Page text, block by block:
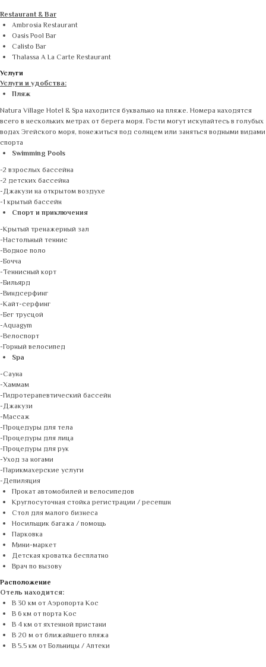
Restaurant & Bar
Ambrosia Restaurant
Oasis Pool Bar
Calisto Bar
Thalassa A La Carte Restaurant
Услуги
Услуги и удобства:
Пляж
Natura Village Hotel & Spa находится буквально на пляже. Номера находятся
всего в нескольких метрах от берега моря. Гости могут искупайтесь в голубых
водах Эгейского моря, понежиться под солнцем или заняться водными видами
спорта
Swimming Pools
-2 взрослых бассейна
-2 детских бассейна
-Джакузи на открытом воздухе
-1 крытый бассейн
Спорт и приключения
-Крытый тренажерный зал
-Настольный теннис
-Водное поло
-Бочча
-Теннисный корт
-Бильярд
-Виндсерфинг
-Кайт-серфинг
-Бег трусцой
-Aquagym
-Велоспорт
-Горный велосипед
Spa
-Сауна
-Хаммам
-Гидротерапевтический бассейн
-Джакузи
-Массаж
-Процедуры для тела
-Процедуры для лица
-Процедуры для рук
-Уход за ногами
-Парикмахерские услуги
-Депиляция
Прокат автомобилей и велосипедов
Круглосуточная стойка регистрации / ресепшн
Стол для малого бизнеса
Носильщик багажа / помощь
Парковка
Мини-маркет
Детская кроватка бесплатно
Врач по вызову
Расположение
Отель находится:
В 30 км от Аэропорта Кос
В 6 км от порта Кос
В 4 км от яхтенной пристани
В 20 м от ближайшего пляжа
В 5.5 км от Больницы / Аптеки